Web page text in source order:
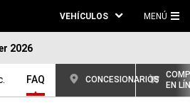
VEHÍCULOS MENÚ
2026
FAQ CONCESIONARIOS
EN